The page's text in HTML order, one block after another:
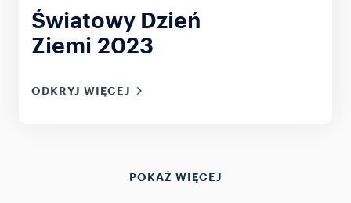
Światowy Dzień
Ziemi 2023
ODKRYJ WIĘCEJ
POKAŻ WIĘCEJ